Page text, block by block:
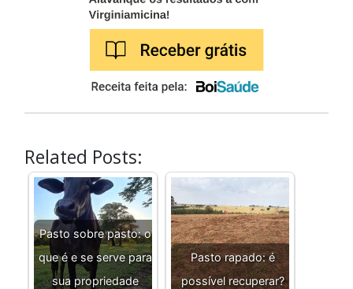
Related Posts:
Pasto sobre pasto: o
que é e se serve para
sua propriedade
Pasto rapado: é
possível recuperar?